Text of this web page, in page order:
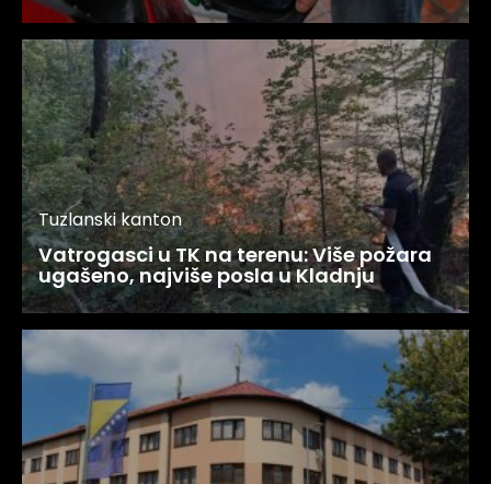
Tuzlanski kanton
Vatrogasci u TK na terenu: Više požara
ugašeno, najviše posla u Kladnju